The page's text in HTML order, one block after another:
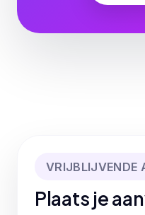
VRIJBLIJVENDE
Plaats je